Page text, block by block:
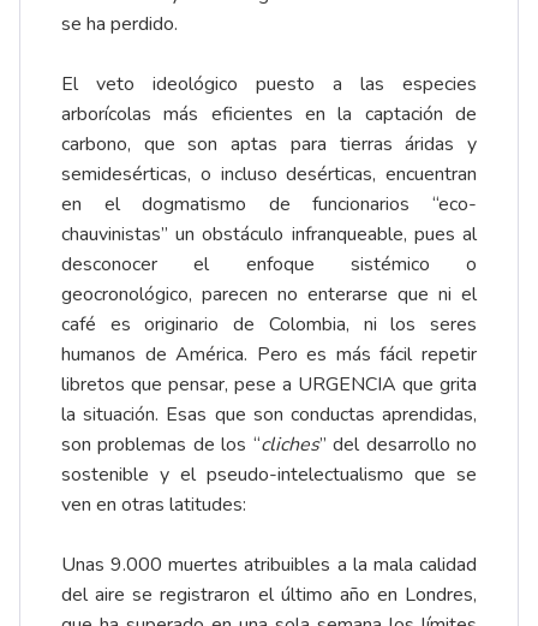
se ha perdido.
El veto ideológico puesto a las especies
arborícolas más eficientes en la captación de
carbono, que son aptas para tierras áridas y
semidesérticas, o incluso desérticas, encuentran
en el dogmatismo de funcionarios “eco-
chauvinistas” un obstáculo infranqueable, pues al
desconocer el enfoque sistémico o
geocronológico, parecen no enterarse que ni el
café es originario de Colombia, ni los seres
humanos de América. Pero es más fácil repetir
libretos que pensar, pese a URGENCIA que grita
la situación. Esas que son conductas aprendidas,
son problemas de los “cliches” del desarrollo no
sostenible y el pseudo-intelectualismo que se
ven en otras latitudes:
Unas 9.000 muertes atribuibles a la mala calidad
del aire se registraron el último año en Londres,